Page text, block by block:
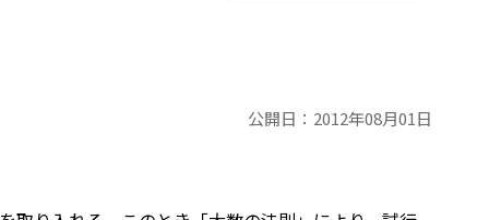
公開日： 2012年08月01日